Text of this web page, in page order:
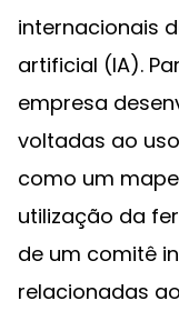
internacionais
artificial (IA).
empresa
voltadas ao
como um
utilização da
de um comitê
relacionadas